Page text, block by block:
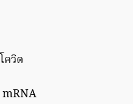
ควิด
mRNA